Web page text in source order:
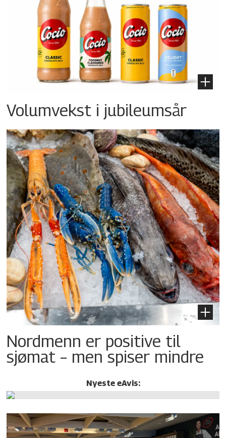
Volumvekst i jubileumsår
Nordmenn er positive til
sjømat – men spiser mindre
Nyeste eAvis: